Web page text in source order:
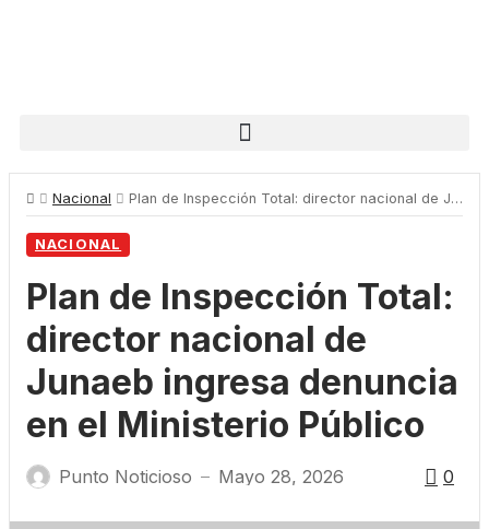
Nacional Plan de Inspección Total: director nacional de Junaeb ingresa denuncia en el Ministerio Público
NACIONAL
Plan de Inspección Total:
director nacional de
Junaeb ingresa denuncia
en el Ministerio Público
Punto Noticioso — Mayo 28, 2026 0